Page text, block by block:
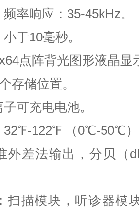
率响应：35-45kHz。
于10毫秒。
点阵背光图形液晶显
存储位置。
可充电电池。
32℉-122℉ （0℃-50℃
外差法输出，分贝（
扫描模块，听诊器模